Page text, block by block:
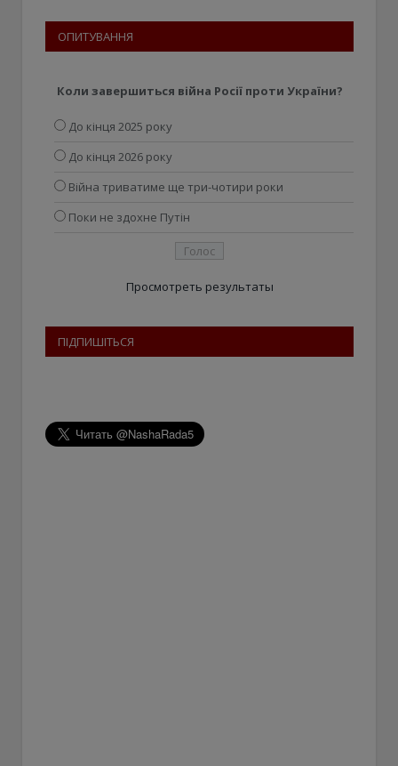
ОПИТУВАННЯ
Коли завершиться війна Росії проти України?
До кінця 2025 року
До кінця 2026 року
Війна триватиме ще три-чотири роки
Поки не здохне Путін
Просмотреть результаты
ПІДПИШІТЬСЯ